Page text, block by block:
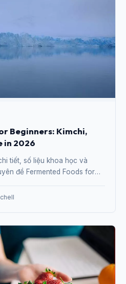
Beginners: Kimchi,
in 2026
tiết, số liệu khoa học và
đề Fermented Foods for